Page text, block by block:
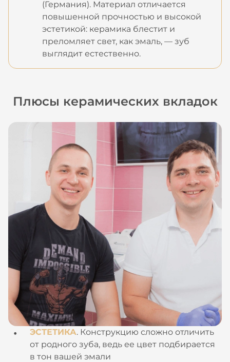
(Германия). Материал отличается
повышенной прочностью и высокой
эстетикой: керамика блестит и
преломляет свет, как эмаль, — зуб
выглядит естественно.
Плюсы керамических вкладок
ЭСТЕТИКА. Конструкцию сложно отличить
от родного зуба, ведь ее цвет подбирается
в тон вашей эмали